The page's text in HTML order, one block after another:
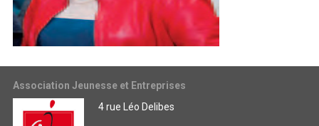
Association Jeunesse et Entreprises
4 rue Léo Delibes